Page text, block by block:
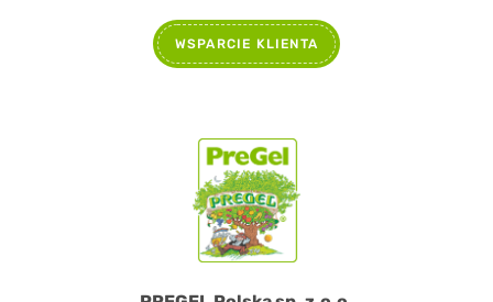
WSPARCIE KLIENTA